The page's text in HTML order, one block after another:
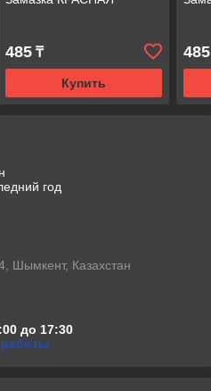
485₸
Купить
485
год
Шымкент, Казахстан
до 17:30
работы